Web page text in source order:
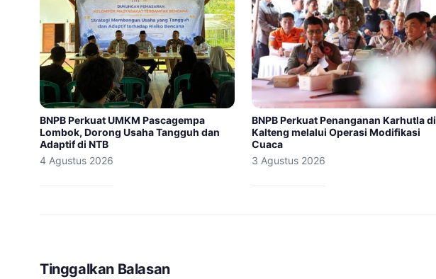
BNPB Perkuat UMKM Pascagempa
Lombok, Dorong Usaha Tangguh dan
Adaptif di NTB
4 Agustus 2026
BNPB Perkuat Penanganan Karhutla di
Kalteng melalui Operasi Modifikasi
Cuaca
3 Agustus 2026
Tinggalkan Balasan